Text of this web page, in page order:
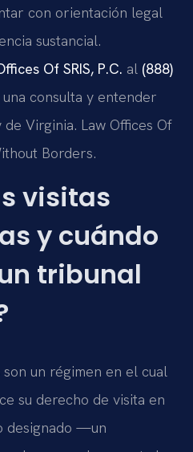
con orientación legal
sustancial.
Of SRIS, P.C. al (888)
consulta y entender
Virginia. Law Offices Of
Borders.
visitas
y cuándo
tribunal
son un régimen en el cual
su derecho de visita en
designado —un